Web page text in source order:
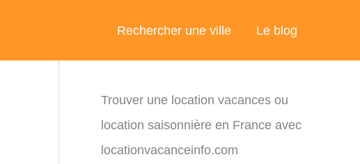
Rechercher une ville Le blog
Trouver une location vacances ou
location saisonnière en France avec
locationvacanceinfo.com